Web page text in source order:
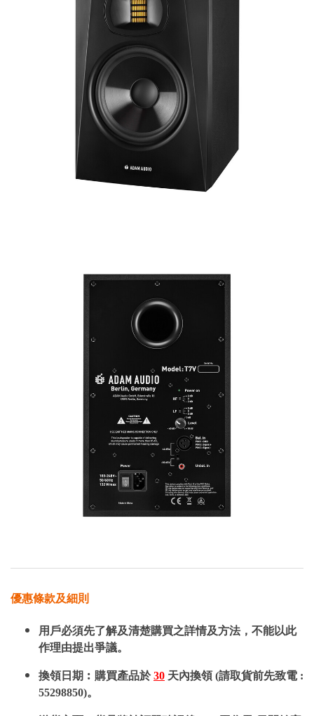
優惠條款及細則
用戶必須先了解及清楚購買之詳情及方法，不能以此
作理由提出爭議。
換領日期︰購買產品於30 天內換領 (請取貨前先致電 :
55298850)。